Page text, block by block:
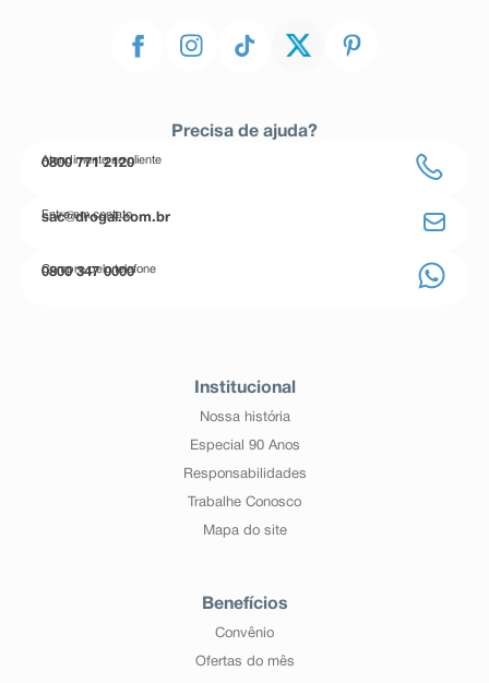
Precisa de ajuda?
Atendimento ao cliente
0800 771 2120
Entre em contato
sac@drogal.com.br
Compre pelo telefone
0800 347 0000
Institucional
Nossa história
Especial 90 Anos
Responsabilidades
Trabalhe Conosco
Mapa do site
Benefícios
Convênio
Ofertas do mês